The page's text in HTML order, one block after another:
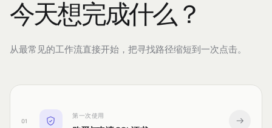
今天想完成什么？
从最常见的工作流直接开始，把寻找路径缩短到一次点击。
01
第一次使用